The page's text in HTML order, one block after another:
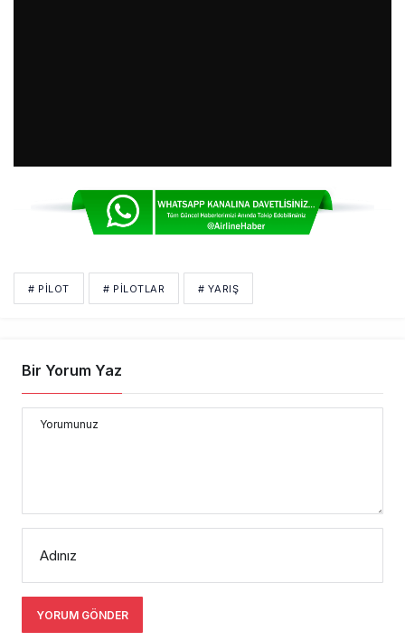
# PİLOT # PILOTLAR # YARIŞ
Bir Yorum Yaz
Yorumunuz
Adınız
YORUM GÖNDER